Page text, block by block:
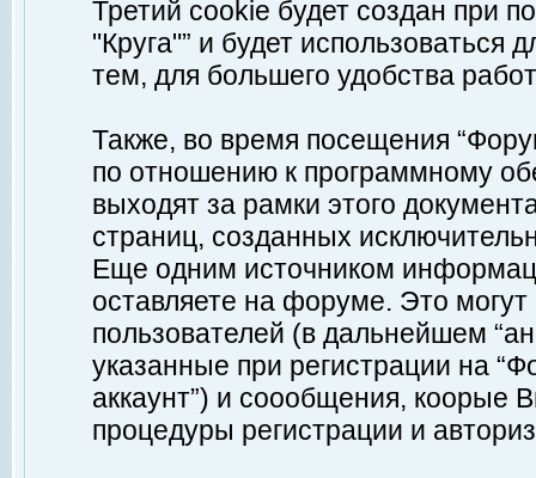
Третий cookie будет создан при
"Круга"” и будет
тем, для большего удобства
Также, во время посещения
по отношению к программному
выходят за рамки этого
страниц, созданных
Еще одним источником
оставляете на форуме. Это
пользователей (в дальнейшем
указанные при регистрации на
аккаунт”) и соообщения, коорые
процедуры регистрации и